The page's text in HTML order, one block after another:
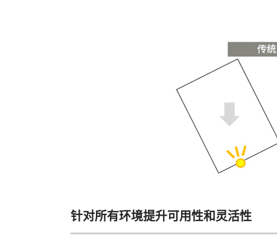
针对所有环境提升可用性和灵活性